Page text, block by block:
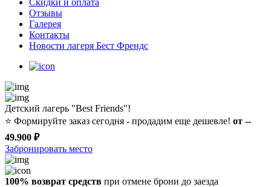
Скидки и оплата
Отзывы
Галерея
Контакты
Новости лагеря Бест Френдс
Детский лагерь "Best Friends"!
⭐️ Формируйте заказ сегодня - продадим еще дешевле! от --
49.900 ₽
Забронировать место
100% возврат средств при отмене брони до заезда